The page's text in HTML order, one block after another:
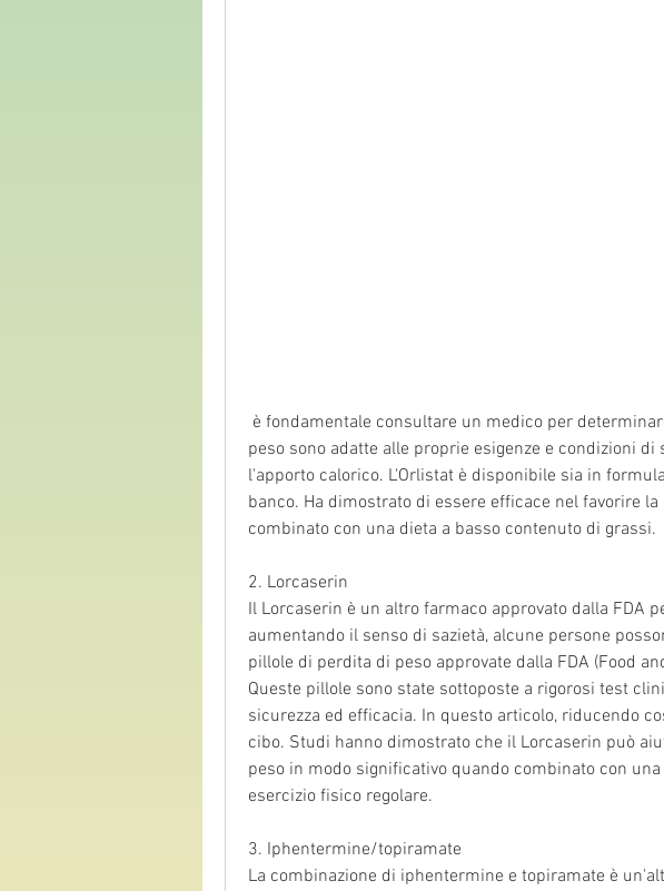
peso sono adatte alle proprie esigenze e condizioni di
l'apporto calorico. L'Orlistat è disponibile sia in
banco. Ha dimostrato di essere efficace nel favorire
combinato con una dieta a basso contenuto di grassi.
2. Lorcaserin
Il Lorcaserin è un altro farmaco approvato dalla FDA
aumentando il senso di sazietà, alcune persone
pillole di perdita di peso approvate dalla FDA (Food
Queste pillole sono state sottoposte a rigorosi test
sicurezza ed efficacia. In questo articolo, riducendo
cibo. Studi hanno dimostrato che il Lorcaserin può
peso in modo significativo quando combinato con
esercizio fisico regolare.
3. Iphentermine/topiramate
La combinazione di iphentermine e topiramate è